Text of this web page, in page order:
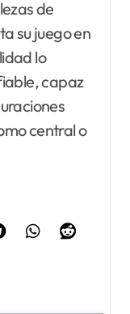
de
su juego en
lo
capaz
central o